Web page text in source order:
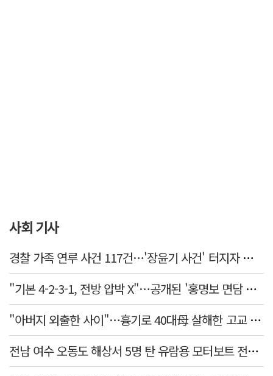
사회 기사
경찰 가족 연루 사건 117건…'장윤기 사건' 터지자 뒤늦게 전수조사
"기본 4-2-3-1, 전방 압박 X"…공개된 '홍명보 면담 수첩'
"아버지 외출한 사이"…흉기로 40대母 살해한 고교 자퇴생, 구속 기로에
전남 여수 오동도 해상서 5명 탄 유람용 모터보트 전복…2명 숨져